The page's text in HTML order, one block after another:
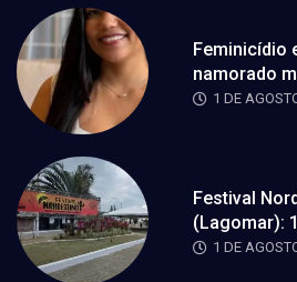
Feminicídio
namorado
1 DE
Festival
(Lagomar):
1 DE